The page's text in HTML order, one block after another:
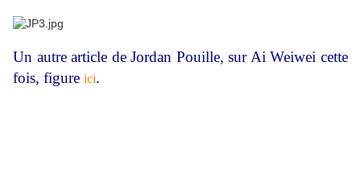
Un autre article de Jordan Pouille, sur Ai Weiwei cette
fois, figure ici.